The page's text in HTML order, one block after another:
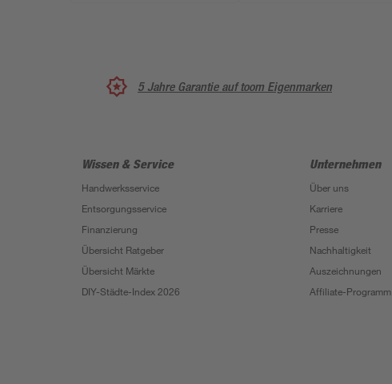
5 Jahre Garantie auf toom Eigenmarken
Wissen & Service
Handwerksservice
Entsorgungsservice
Finanzierung
Übersicht Ratgeber
Übersicht Märkte
DIY-Städte-Index 2026
Unternehmen
Über uns
Karriere
Presse
Nachhaltigkeit
Auszeichnungen
Affiliate-Programm